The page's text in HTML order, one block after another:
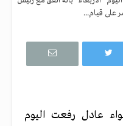
على قيام...
عادل رفعت اليوم